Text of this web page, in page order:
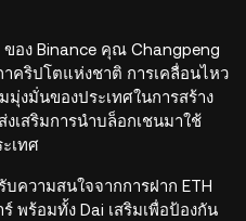
อง Binance คุณ Changpeng
คริปโตแห่งชาติ การเคลื่อนไหว
งมั่นของประเทศในการสร้าง
เสริมการนำบล็อกเชนมาใช้
เทศ
บความสนใจจากการฝาก ETH
พร้อมทั้ง Dai เสริมเพื่อป้องกัน